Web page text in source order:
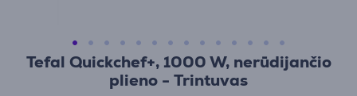
Tefal Quickchef+, 1000 W, nerūdijančio
plieno - Trintuvas